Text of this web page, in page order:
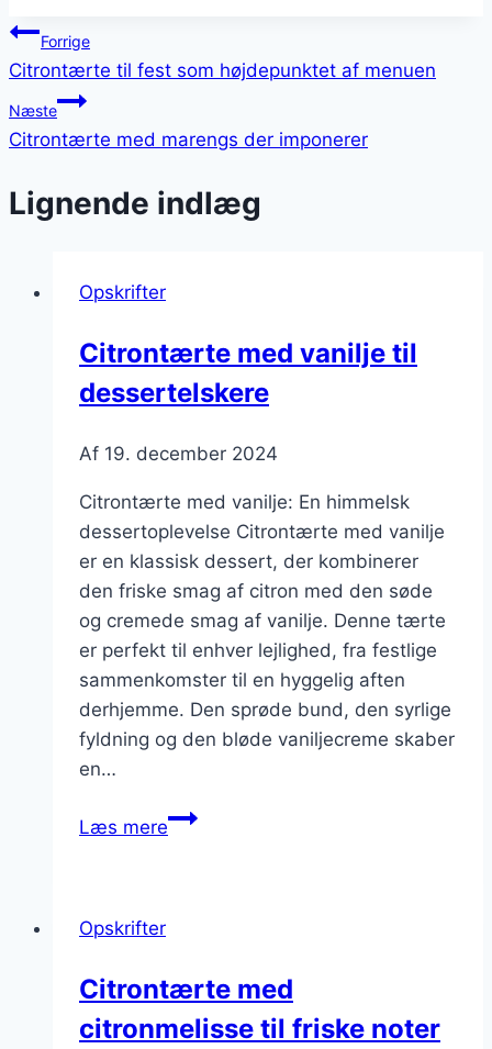
Indlægsnavigation
Forrige
Citrontærte til fest som højdepunktet af menuen
Næste
Citrontærte med marengs der imponerer
Lignende indlæg
Opskrifter
Citrontærte med vanilje til
dessertelskere
Af 19. december 2024
Citrontærte med vanilje: En himmelsk
dessertoplevelse Citrontærte med vanilje
er en klassisk dessert, der kombinerer
den friske smag af citron med den søde
og cremede smag af vanilje. Denne tærte
er perfekt til enhver lejlighed, fra festlige
sammenkomster til en hyggelig aften
derhjemme. Den sprøde bund, den syrlige
fyldning og den bløde vaniljecreme skaber
en…
Læs mereCitrontærte
Opskrifter
Citrontærte med
citronmelisse til friske noter